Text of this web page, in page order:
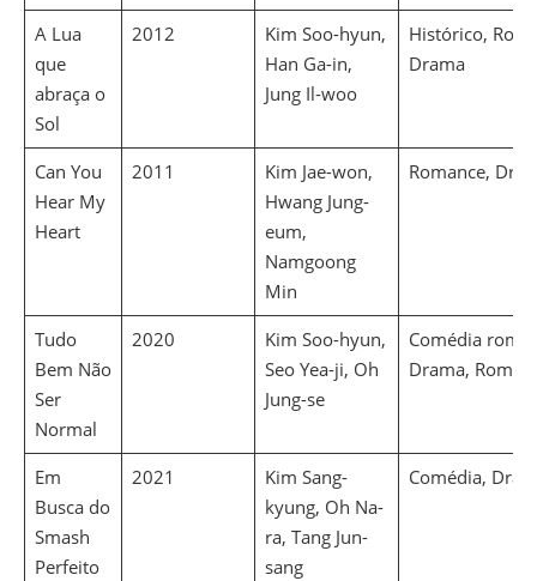
A Lua
que
abraça o
Sol
2012
Kim Soo-hyun,
Han Ga-in,
Jung Il-woo
Histórico,
Drama
Can You
Hear My
Heart
2011
Kim Jae-won,
Hwang Jung-
eum,
Namgoong
Min
Romance,
Tudo
Bem Não
Ser
Normal
2020
Kim Soo-hyun,
Seo Yea-ji, Oh
Jung-se
Comédia
Drama,
Em
Busca do
Smash
Perfeito
2021
Kim Sang-
kyung, Oh Na-
ra, Tang Jun-
sang
Comédia,